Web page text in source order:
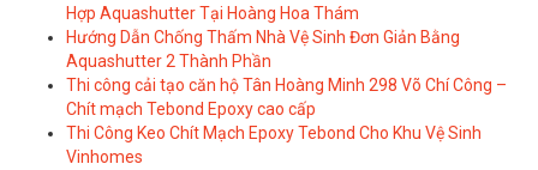
Hợp Aquashutter Tại Hoàng Hoa Thám
Hướng Dẫn Chống Thấm Nhà Vệ Sinh Đơn Giản Bằng
Aquashutter 2 Thành Phần
Thi công cải tạo căn hộ Tân Hoàng Minh 298 Võ Chí Công –
Chít mạch Tebond Epoxy cao cấp
Thi Công Keo Chít Mạch Epoxy Tebond Cho Khu Vệ Sinh
Vinhomes